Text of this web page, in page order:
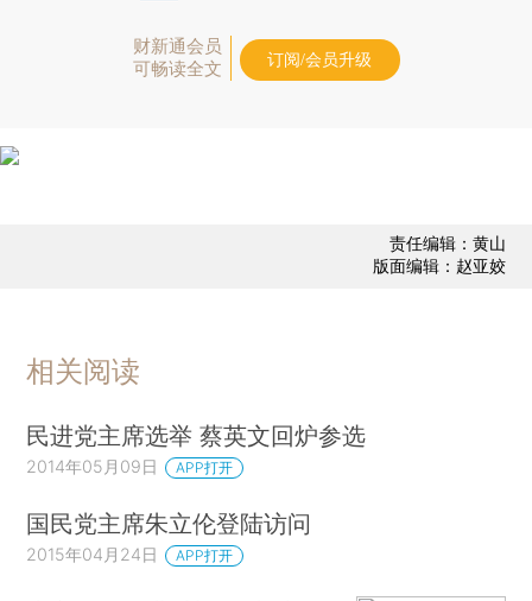
财新通会员
可畅读全文
订阅/会员升级
责任编辑：黄山
版面编辑：赵亚姣
相关阅读
民进党主席选举 蔡英文回炉参选
2014年05月09日 APP打开
国民党主席朱立伦登陆访问
2015年04月24日 APP打开